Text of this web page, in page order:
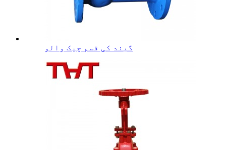
گیند کی قسم چیک والو